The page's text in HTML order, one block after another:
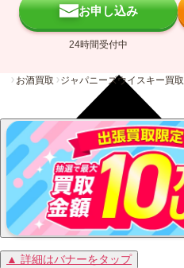
お申し込み
24時間受付中
お酒買取 ジャパニーズウイスキー買取
▲ 詳細はバナーをタップ